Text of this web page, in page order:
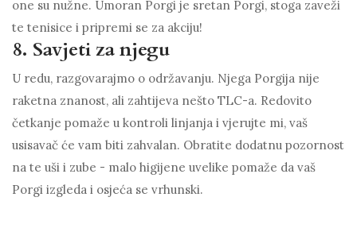
one su nužne. Umoran Porgi je sretan Porgi, stoga zaveži
te tenisice i pripremi se za akciju!
8. Savjeti za njegu
U redu, razgovarajmo o održavanju. Njega Porgija nije
raketna znanost, ali zahtijeva nešto TLC-a. Redovito
četkanje pomaže u kontroli linjanja i vjerujte mi, vaš
usisavač će vam biti zahvalan. Obratite dodatnu pozornost
na te uši i zube - malo higijene uvelike pomaže da vaš
Porgi izgleda i osjeća se vrhunski.